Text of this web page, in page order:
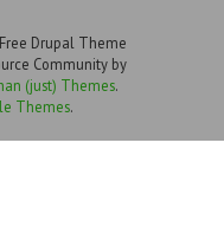
Drupal Theme
Community by
(just) Themes.
Themes.